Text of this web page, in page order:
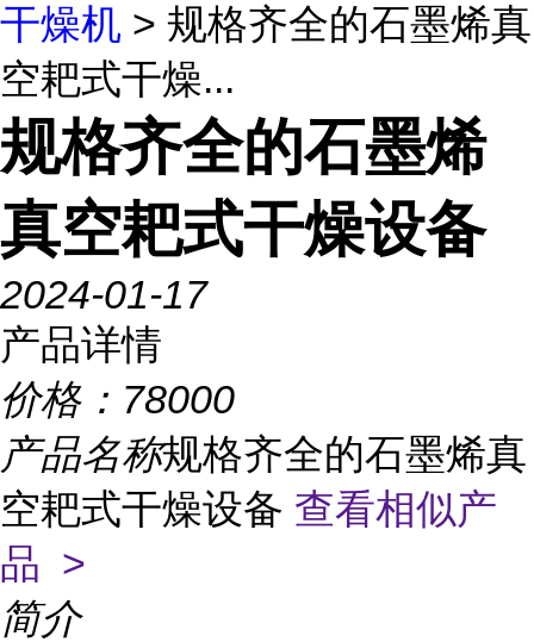
干燥机 > 规格齐全的石墨烯真
空耙式干燥...
规格齐全的石墨烯
真空耙式干燥设备
2024-01-17
产品详情
价格： 78000
产品名称规格齐全的石墨烯真
空耙式干燥设备 查看相似产
品 >
简介